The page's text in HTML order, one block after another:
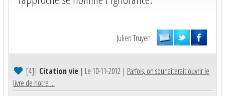
Julien Truyen
[4]| Citation vie | Le 10-11-2012 | Parfois, on souhaiterait ouvrir le
livre de notre ...